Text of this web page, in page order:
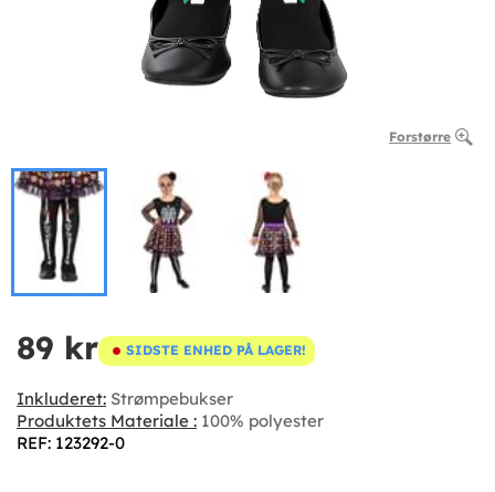
Forstørre
89 kr SIDSTE ENHED PÅ LAGER!
Inkluderet: Strømpebukser
Produktets Materiale : 100% polyester
REF: 123292-0